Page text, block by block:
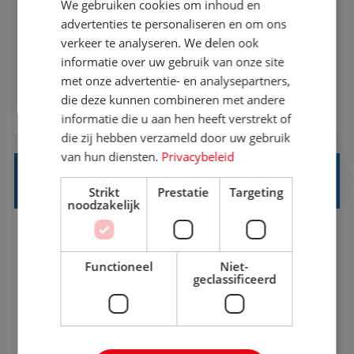
Met jouw ervaring in de reisbranche of
achtergrond in toerisme ben je klaar voor de
volgende stap. Vanaf je stoel reis je de hele
wereld over en speel je moeiteloos in op de
wensen van je team, je klant en wat er in de
reiswereld gebeurt. Met je enthousiasme weet je
klanten te overtuigen om die droomreis te
boeken! ...
BEKIJK VACATURE
REISADVISEUR ALLROUND
Aalsmeer, Noord-Holland, Nederland
33-36 uur
MBO
Een vakantie plannen is het leukste dat er is. Of
het nu voor jezelf is, of voor een ander: jij vindt
We gebruiken cookies om inhoud en
advertenties te personaliseren en om ons
verkeer te analyseren. We delen ook
informatie over uw gebruik van onze site
met onze advertentie- en analysepartners,
die deze kunnen combineren met andere
informatie die u aan hen heeft verstrekt of
die zij hebben verzameld door uw gebruik
van hun diensten. Privacybeleid
Strikt
noodzakelijk
Prestatie Targeting
Functioneel
Niet-
geclassificeerd